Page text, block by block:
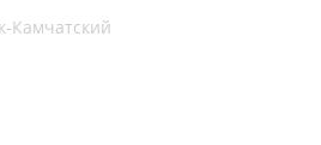
Камчатский